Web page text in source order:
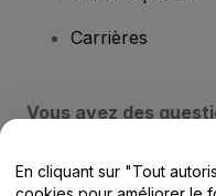
Carrières
Vous avez des
Centre
En cliquant sur "Tout